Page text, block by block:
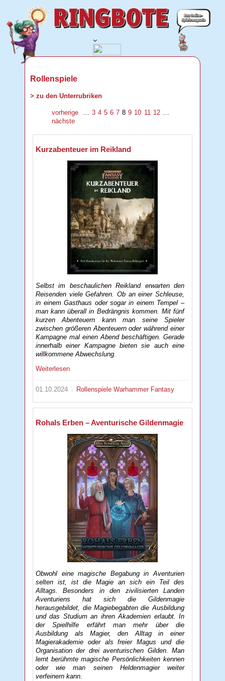
Rollenspiele
> zu den Unterrubriken
vorherige … 3 4 5 6 7 8 9 10 11 12 …
nächste
Kurzabenteuer im Reikland
Selbst im beschaulichen Reikland erwarten den
Reisenden viele Gefahren. Ob an einer Schleuse,
in einem Gasthaus oder sogar in einem Tempel –
man kann überall in Bedrängnis kommen. Mit fünf
kurzen Abenteuern kann man seine Spieler
zwischen größeren Abenteuern oder während einer
Kampagne mal einen Abend beschäftigen. Gerade
innerhalb einer Kampagne bieten sie auch eine
willkommene Abwechslung.
Weiterlesen
01.10.2024 RollenspieleWarhammer Fantasy
Rohals Erben – Aventurische Gildenmagie
Obwohl eine magische Begabung in Aventurien
selten ist, ist die Magie an sich ein Teil des
Alltags. Besonders in den zivilisierten Landen
Aventuriens hat sich die Gildenmagie
herausgebildet, die Magiebegabten die Ausbildung
und das Studium an ihren Akademien erlaubt. In
der Spielhilfe erfährt man mehr über die
Ausbildung als Magier, den Alltag in einer
Magierakademie oder als freier Magus und die
Organisation der drei aventurischen Gilden. Man
lernt berühmte magische Persönlichkeiten kennen
oder wie man seinen Heldenmagier weiter
verfeinern kann.